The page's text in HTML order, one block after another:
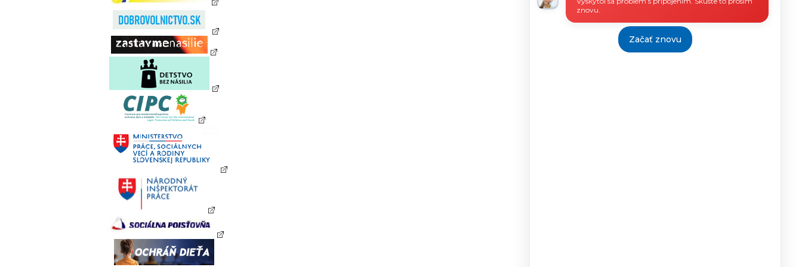
znovu.
Začať znovu